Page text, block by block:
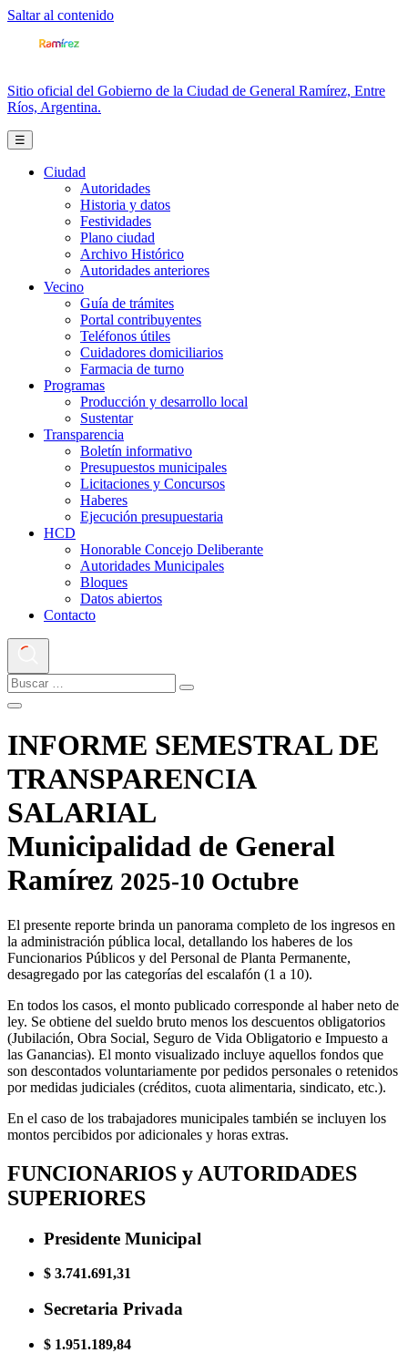
Saltar al contenido
Sitio oficial del Gobierno de la Ciudad de General Ramírez, Entre
Ríos, Argentina.
☰
Ciudad
Autoridades
Historia y datos
Festividades
Plano ciudad
Archivo Histórico
Autoridades anteriores
Vecino
Guía de trámites
Portal contribuyentes
Teléfonos útiles
Cuidadores domiciliarios
Farmacia de turno
Programas
Producción y desarrollo local
Sustentar
Transparencia
Boletín informativo
Presupuestos municipales
Licitaciones y Concursos
Haberes
Ejecución presupuestaria
HCD
Honorable Concejo Deliberante
Autoridades Municipales
Bloques
Datos abiertos
Contacto
INFORME SEMESTRAL DE
TRANSPARENCIA
SALARIAL
Municipalidad de General
Ramírez 2025-10 Octubre
El presente reporte brinda un panorama completo de los ingresos en
la administración pública local, detallando los haberes de los
Funcionarios Públicos y del Personal de Planta Permanente,
desagregado por las categorías del escalafón (1 a 10).
En todos los casos, el monto publicado corresponde al haber neto de
ley. Se obtiene del sueldo bruto menos los descuentos obligatorios
(Jubilación, Obra Social, Seguro de Vida Obligatorio e Impuesto a
las Ganancias). El monto visualizado incluye aquellos fondos que
son descontados voluntariamente por pedidos personales o retenidos
por medidas judiciales (créditos, cuota alimentaria, sindicato, etc.).
En el caso de los trabajadores municipales también se incluyen los
montos percibidos por adicionales y horas extras.
FUNCIONARIOS y AUTORIDADES
SUPERIORES
Presidente Municipal
$ 3.741.691,31
Secretaria Privada
$ 1.951.189,84